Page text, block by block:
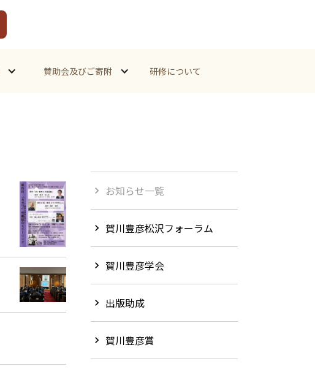
賛助会及びご寄附 研修について
chevron_right お知らせ一覧
chevron_right 賀川豊彦松沢フォーラム
chevron_right 賀川豊彦学会
chevron_right 出版助成
chevron_right 賀川豊彦賞